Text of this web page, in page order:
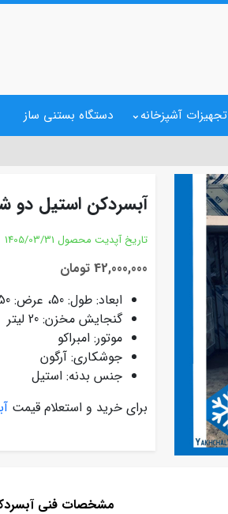
تجهیزات آشپزخانه دستگاه بستنی ساز
آبسردکن استیل دو
تاریخ آپدیت محصول 1405/03/31
42,000,000 تومان
ابعاد: طول: 50، عرض: 50، ارتفاع:135 سانتی متر
گنجایش مخزن: 20 لیتر
موتور: امبراکو
جوشکاری: آرگون
جنس بدنه: استیل
برای خرید و استعلام قیمت
مشخصات فنی